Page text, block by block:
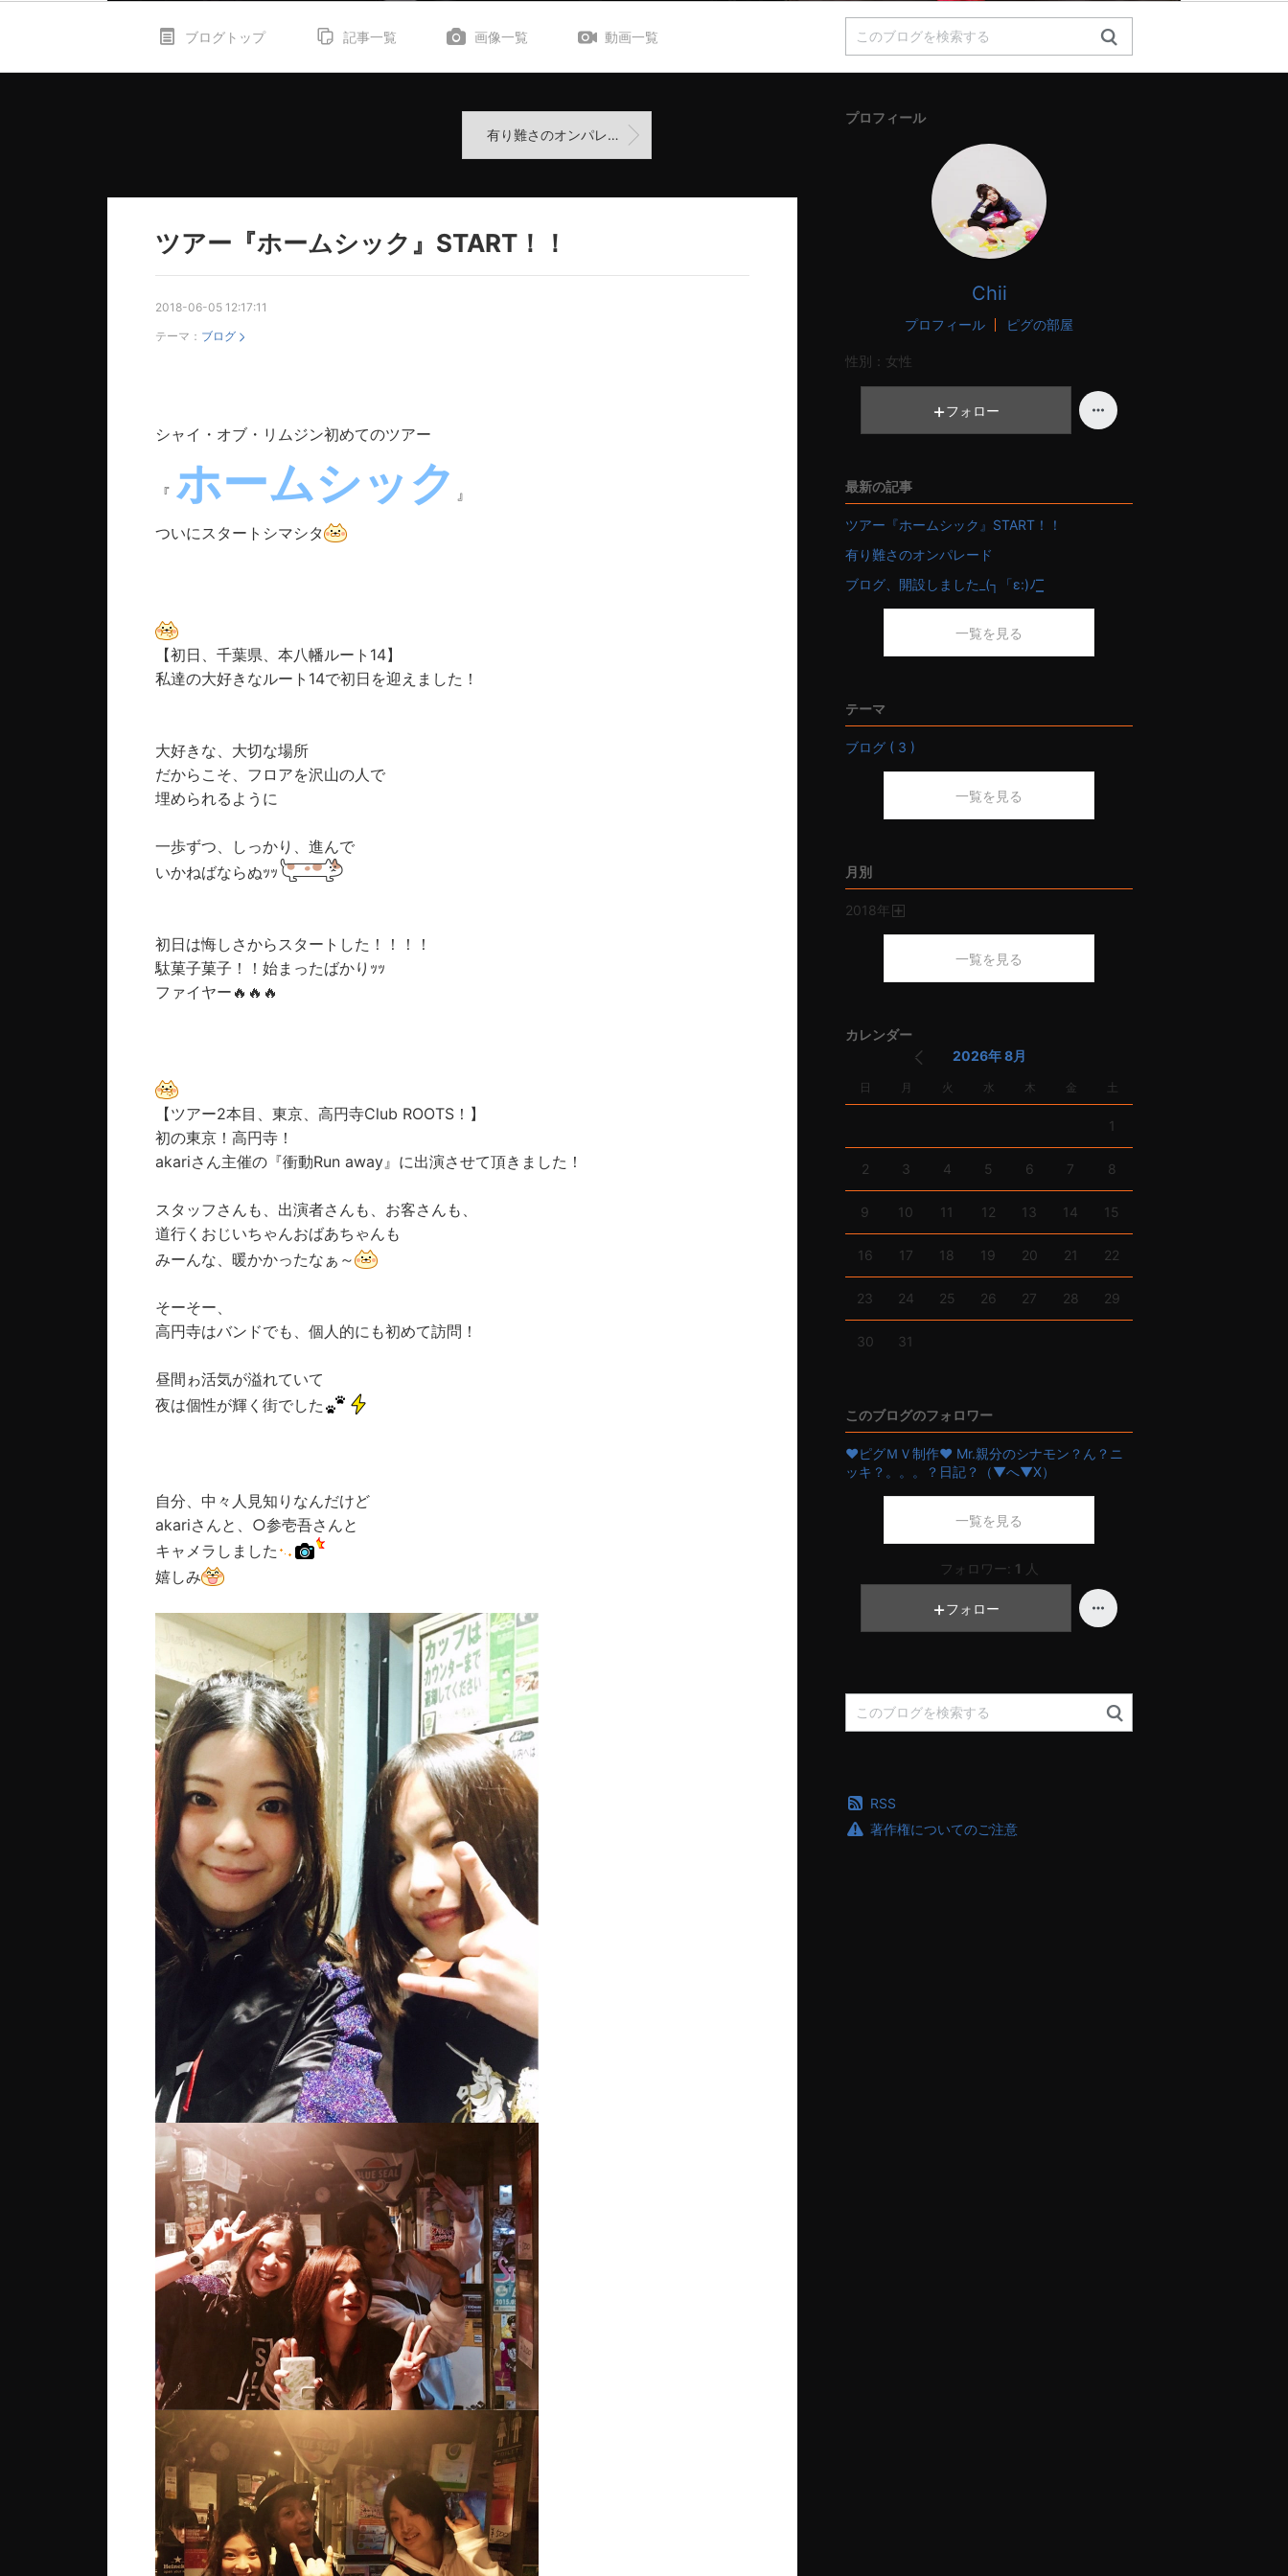
ブログトップ 記事一覧 画像一覧 動画一覧
有り難さのオンパレード
ツアー『ホームシック』START！！
2018-06-05 12:17:11
テーマ： ブログ
シャイ・オブ・リムジン初めてのツアー
『 ホームシック 』
ついにスタートシマシタ
【初日、千葉県、本八幡ルート14】
私達の大好きなルート14で初日を迎えました！
大好きな、大切な場所
だからこそ、フロアを沢山の人で
埋められるように
一歩ずつ、しっかり、進んで
いかねばならぬｯｯ
初日は悔しさからスタートした！！！！
駄菓子菓子！！始まったばかり ｯｯ
ファイヤー🔥🔥🔥
【ツアー2本目、東京、高円寺Club ROOTS！】
初の東京！高円寺！
akariさん主催の『衝動Run away』に出演させて頂きました！
スタッフさんも、出演者さんも、お客さんも、
道行くおじいちゃんおばあちゃんも
みーんな、暖かかったなぁ～
そーそー、
高円寺はバンドでも、個人的にも初めて訪問！
昼間ゎ活気が溢れていて
夜は個性が輝く街でした
自分、中々人見知りなんだけど
akariさんと、○参壱吾さんと
キャメラしました
嬉しみ
プロフィール
Chii
プロフィール ピグの部屋
性別： 女性
フォロー
最新の記事
ツアー『ホームシック』START！！
有り難さのオンパレード
ブログ、開設しました_(┐「ε:)ﾉ ͟͟͞͞
一覧を見る
テーマ
ブログ ( 3 )
一覧を見る
月別
2018年
一覧を見る
カレンダー
2026年 8月
日 月 火 水 木 金 土
1
2 3 4 5 6 7 8
9 10 11 12 13 14 15
16 17 18 19 20 21 22
23 24 25 26 27 28 29
30 31
このブログのフォロワー
❤ピグＭＶ制作❤ Mr.親分のシナモン？ん？ニ
ッキ？。。。？日記？（▼へ▼X）
一覧を見る
フォロワー: 1 人
フォロー
RSS
著作権についてのご注意